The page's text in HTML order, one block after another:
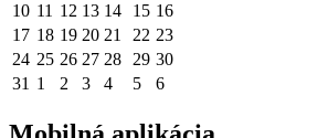
10 11 12 13 14 15 16
17 18 19 20 21 22 23
24 25 26 27 28 29 30
31 1 2 3 4 5 6